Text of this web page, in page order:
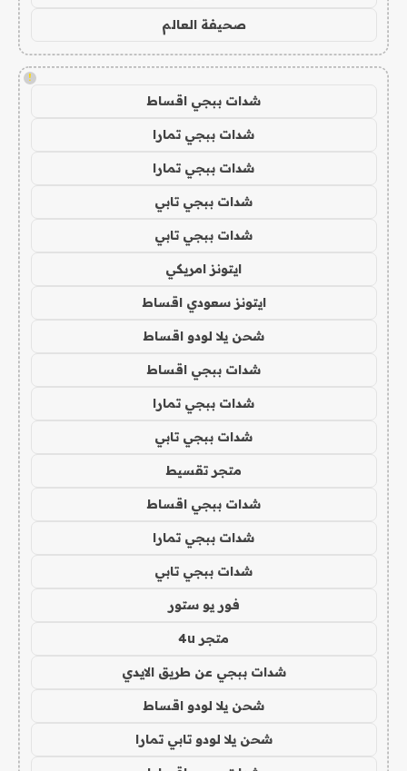
صحيفة العالم
!
شدات ببجي اقساط
شدات ببجي تمارا
شدات ببجي تمارا
شدات ببجي تابي
شدات ببجي تابي
ايتونز امريكي
ايتونز سعودي اقساط
شحن يلا لودو اقساط
شدات ببجي اقساط
شدات ببجي تمارا
شدات ببجي تابي
متجر تقسيط
شدات ببجي اقساط
شدات ببجي تمارا
شدات ببجي تابي
فور يو ستور
متجر 4u
شدات ببجي عن طريق الايدي
شحن يلا لودو اقساط
شحن يلا لودو تابي تمارا